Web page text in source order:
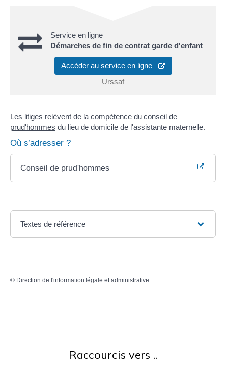
Service en ligne
Démarches de fin de contrat garde d'enfant
Accéder au service en ligne
Urssaf
Les litiges relèvent de la compétence du conseil de
prud'hommes du lieu de domicile de l'assistante maternelle.
Où s’adresser ?
Conseil de prud'hommes
Textes de référence
© Direction de l'information légale et administrative
Raccourcis vers ..